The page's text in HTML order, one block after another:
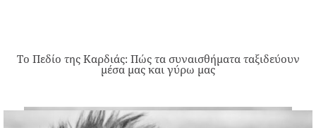
Το Πεδίο της Καρδιάς: Πώς τα συναισθήματα ταξιδεύουν
μέσα μας και γύρω μας